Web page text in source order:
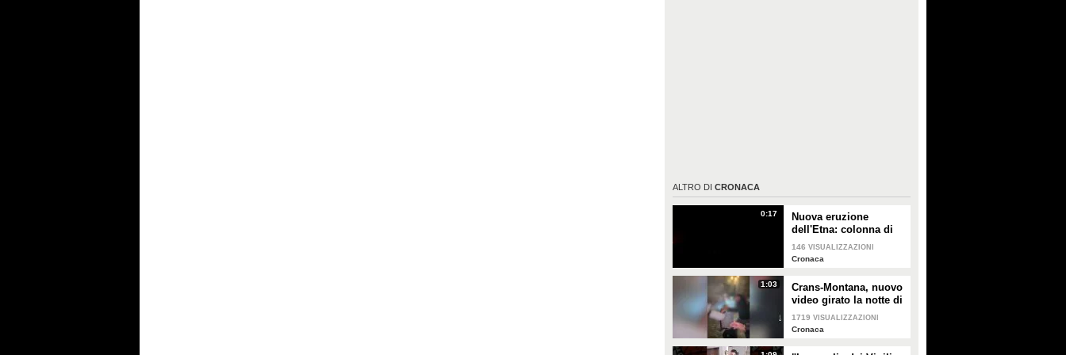
ALTRO DI CRONACA
0:17
Nuova eruzione
dell'Etna: colonna di
fumo e lava ferma gli
atterraggi a Catania
146 VISUALIZZAZIONI
Cronaca
1:03
Crans-Montana, nuovo
video girato la notte di
Capodanno nel bar Le
Constellation
1719 VISUALIZZAZIONI
Cronaca